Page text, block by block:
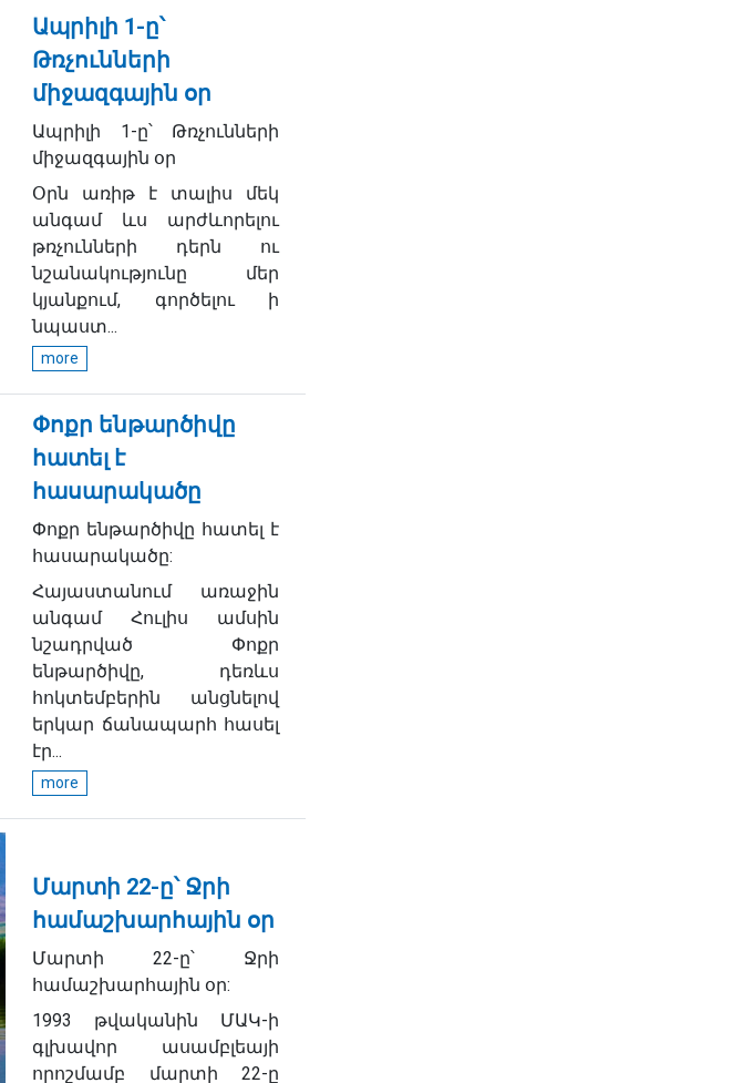
Ապրիլի 1-ը՝
Թռչունների
միջազգային օր
Ապրիլի 1-ը՝ Թռչունների
միջազգային օր
Օրն առիթ է տալիս մեկ
անգամ ևս արժևորելու
թռչունների դերն ու
նշանակությունը մեր
կյանքում, գործելու ի
նպաստ...
more
Փոքր ենթարծիվը
հատել է
հասարակածը
Փոքր ենթարծիվը հատել է
հասարակածը:
Հայաստանում առաջին
անգամ Հուլիս ամսին
նշադրված Փոքր
ենթարծիվը, դեռևս
հոկտեմբերին անցնելով
երկար ճանապարհ հասել
էր...
more
Մարտի 22-ը՝ Ջրի
համաշխարհային օր
Մարտի 22-ը՝ Ջրի
համաշխարհային օր:
1993 թվականին ՄԱԿ-ի
գլխավոր ասամբլեայի
որոշմամբ մարտի 22-ը